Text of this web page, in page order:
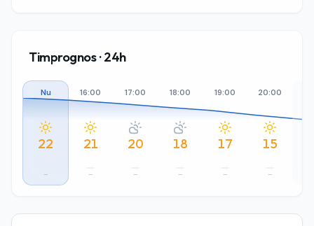
Timprognos · 24h
Nu
22
–
16:00
21
–
17:00
20
–
18:00
18
–
19:00
17
–
20:00
15
–